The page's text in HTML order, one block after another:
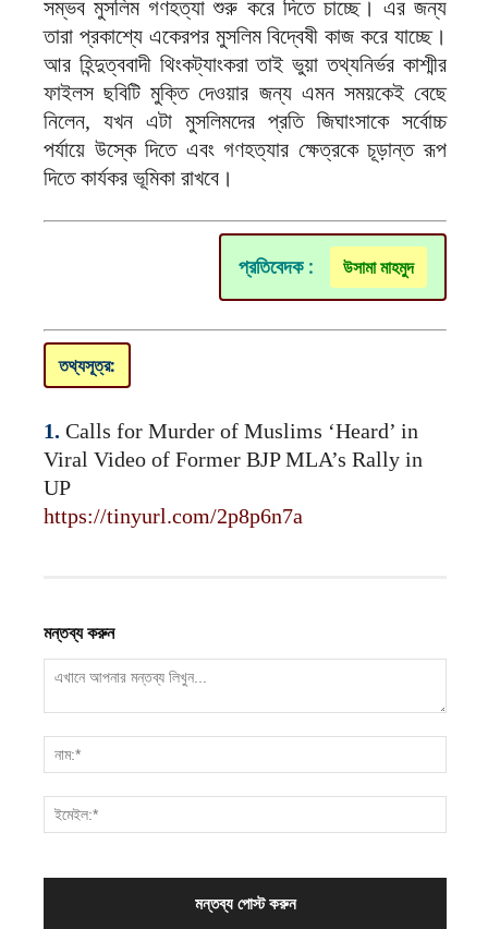
সম্ভব মুসলিম গণহত্যা শুরু করে দিতে চাচ্ছে। এর জন্য
তারা প্রকাশ্যে একেরপর মুসলিম বিদ্বেষী কাজ করে যাচ্ছে।
আর হিন্দুত্ববাদী থিংকট্যাংকরা তাই ভুয়া তথ্যনির্ভর কাশ্মীর
ফাইলস ছবিটি মুক্তি দেওয়ার জন্য এমন সময়কেই বেছে
নিলেন, যখন এটা মুসলিমদের প্রতি জিঘাংসাকে সর্বোচ্চ
পর্যায়ে উস্কে দিতে এবং গণহত্যার ক্ষেত্রকে চূড়ান্ত রূপ
দিতে কার্যকর ভূমিকা রাখবে।
প্রতিবেদক : উসামা মাহমুদ
তথ্যসূত্র:
1. Calls for Murder of Muslims ‘Heard’ in
Viral Video of Former BJP MLA’s Rally in
UP
https://tinyurl.com/2p8p6n7a
মন্তব্য করুন